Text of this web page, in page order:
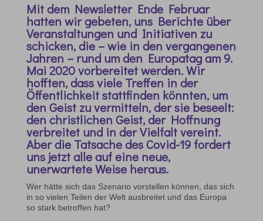
Mit dem Newsletter Ende Februar
hatten wir gebeten, uns Berichte über
Veranstaltungen und Initiativen zu
schicken, die – wie in den vergangenen
Jahren – rund um den Europatag am 9.
Mai 2020 vorbereitet werden. Wir
hofften, dass viele Treffen in der
Öffentlichkeit stattfinden könnten, um
den Geist zu vermitteln, der sie beseelt:
den christlichen Geist, der Hoffnung
verbreitet und in der Vielfalt vereint.
Aber die Tatsache des Covid-19 fordert
uns jetzt alle auf eine neue,
unerwartete Weise heraus.
Wer hätte sich das Szenario vorstellen können, das sich
in so vielen Teilen der Welt ausbreitet und das Europa
so stark betroffen hat?